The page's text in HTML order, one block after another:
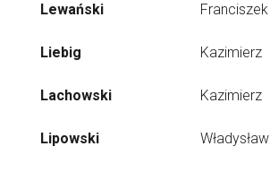
Lewański Franciszek
Liebig Kazimierz
Lachowski Kazimierz
Lipowski Władysław